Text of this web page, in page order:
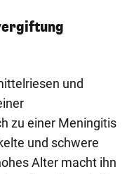
und
zu einer Meningitis
und schwere
Alter macht ihn